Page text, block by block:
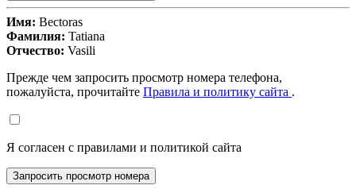
Имя: Bectoras
Фамилия: Tatiana
Отчество: Vasili
Прежде чем запросить просмотр номера телефона,
пожалуйста, прочитайте Правила и политику сайта .
Я согласен с правилами и политикой сайта
Запросить просмотр номера